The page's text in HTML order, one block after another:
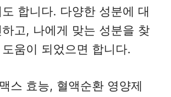
합니다. 다양한 성분에 대
고, 나에게 맞는 성분을 찾
움이 되었으면 합니다.
스 효능, 혈액순환 영양제